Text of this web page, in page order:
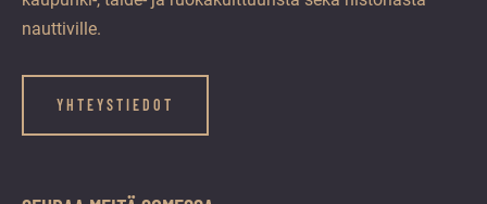
nauttiville.
YHTEYSTIEDOT